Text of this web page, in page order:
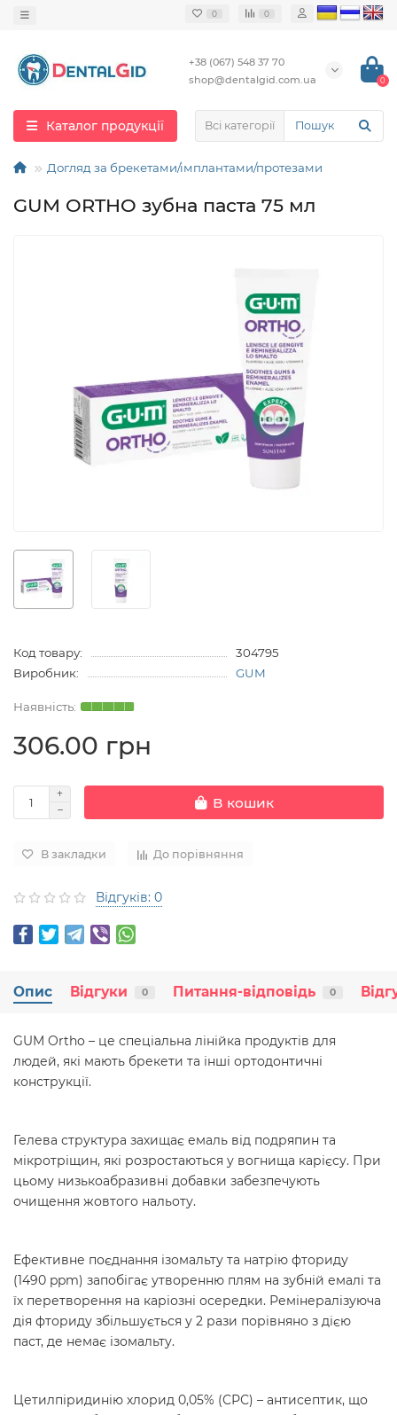
0 0
+38 (067) 548 37 70
shop@dentalgid.com.ua
0
Каталог продукції Всі категорії
Догляд за брекетами/імплантами/протезами
GUM ORTHO зубна паста 75 мл
Код товару:
304795
Виробник:
GUM
306.00 грн
В кошик
В закладки До порівняння
Відгуків: 0
Опис Відгуки 0 Питання-відповідь 0
GUM Ortho – це спеціальна лінійка продуктів для
людей, які мають брекети та інші ортодонтичні
конструкції.
Гелева структура захищає емаль від подряпин та
мікротріщин, які розростаються у вогнища карієсу. При
цьому низькоабразивні добавки забезпечують
очищення жовтого нальоту.
Ефективне поєднання ізомальту та натрію фториду
(1490 ppm) запобігає утворенню плям на зубній емалі та
їх перетворення на каріозні осередки. Ремінералізуюча
дія фториду збільшується у 2 рази порівняно з дією
паст, де немає ізомальту.
Цетилпіридинію хлорид 0,05% (СРС) – антисептик, що